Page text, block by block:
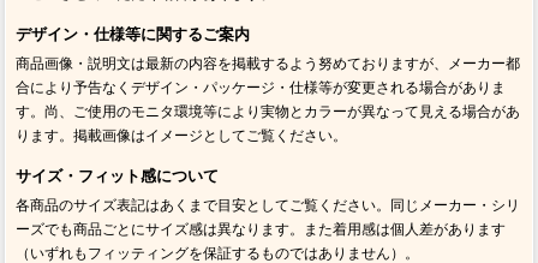
デザイン・仕様等に関するご案内
商品画像・説明文は最新の内容を掲載するよう努めておりますが、メーカー都
合により予告なくデザイン・パッケージ・仕様等が変更される場合がありま
す。尚、ご使用のモニタ環境等により実物とカラーが異なって見える場合があ
ります。掲載画像はイメージとしてご覧ください。
サイズ・フィット感について
各商品のサイズ表記はあくまで目安としてご覧ください。同じメーカー・シリ
ーズでも商品ごとにサイズ感は異なります。また着用感は個人差があります
（いずれもフィッティングを保証するものではありません）。